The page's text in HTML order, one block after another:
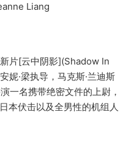
Liang
片[云中阴影](Shadow In
妮·梁执导，马克斯·兰迪斯
一名携带绝密文件的上尉，
本伏击以及全男性的机组人